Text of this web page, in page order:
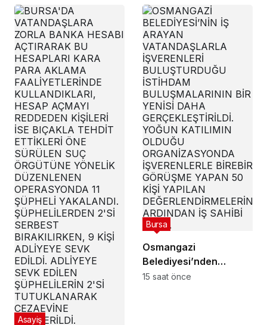
Asayiş
Osmangazi
Belediyesi’nden
istihdam sağlayan
Bursa
15 saat önce